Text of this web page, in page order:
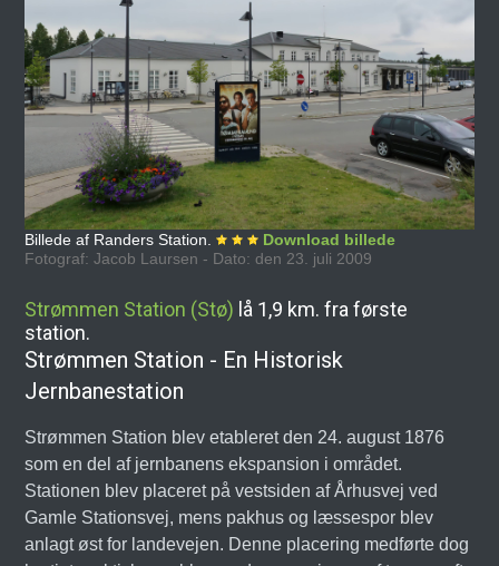
Billede af Randers Station.
Download billede
Fotograf: Jacob Laursen - Dato: den 23. juli 2009
Strømmen Station (Stø) lå 1,9 km. fra første
station.
Strømmen Station - En Historisk
Jernbanestation
Strømmen Station blev etableret den 24. august 1876
som en del af jernbanens ekspansion i området.
Stationen blev placeret på vestsiden af Århusvej ved
Gamle Stationsvej, mens pakhus og læssespor blev
anlagt øst for landevejen. Denne placering medførte dog